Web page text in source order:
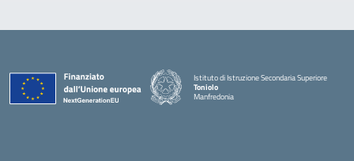
Istituto di Istruzione Secondaria Superiore
Toniolo
Manfredonia